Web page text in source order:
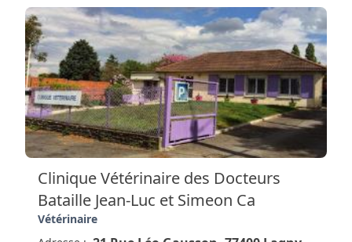
Clinique Vétérinaire des Docteurs
Bataille Jean-Luc et Simeon Ca
Vétérinaire